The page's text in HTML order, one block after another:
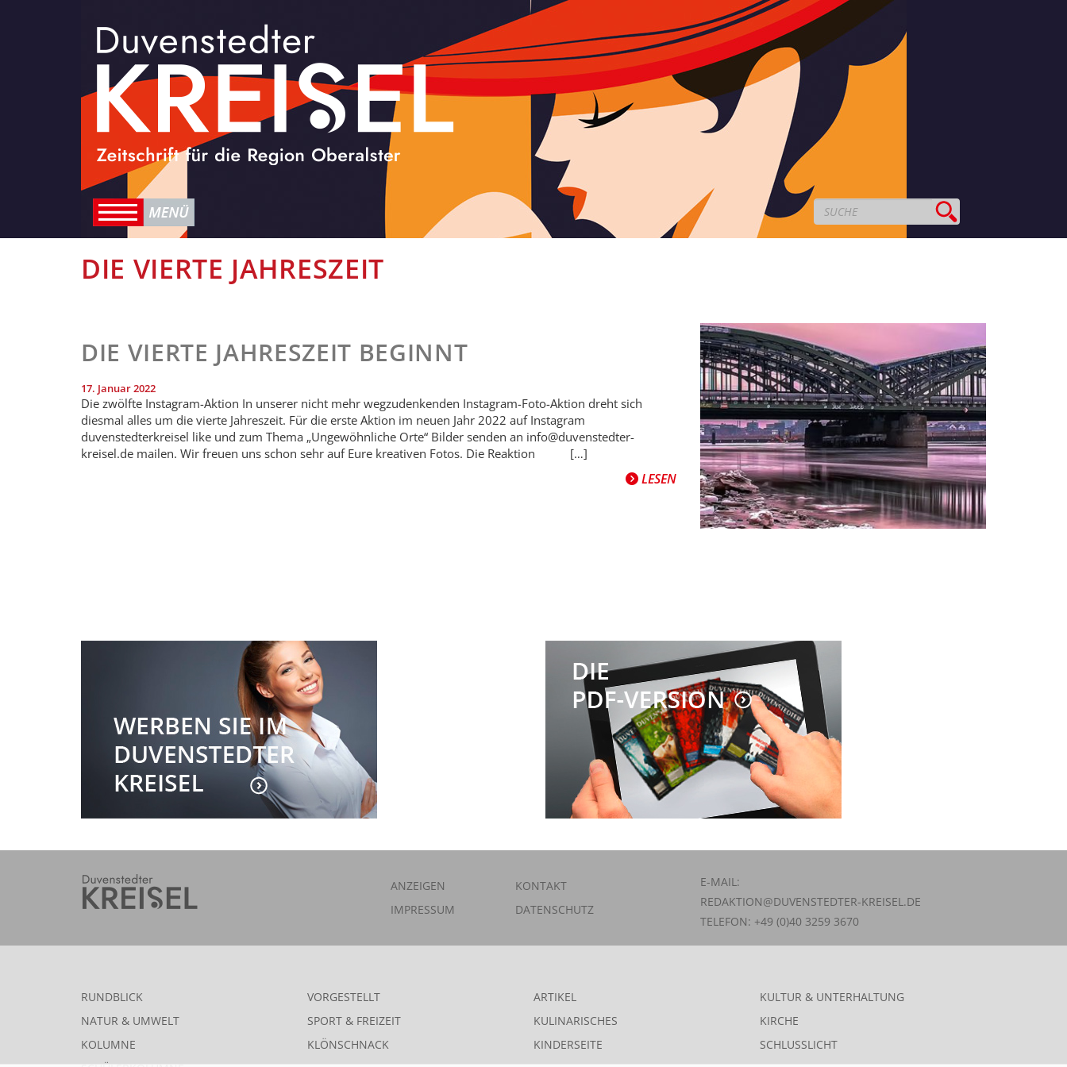
DIE VIERTE JAHRESZEIT
DIE VIERTE JAHRESZEIT BEGINNT
17. Januar 2022
Die zwölfte Instagram-Aktion In unserer nicht mehr wegzudenkenden Instagram-Foto-Aktion dreht sich
diesmal alles um die vierte Jahreszeit. Für die erste Aktion im neuen Jahr 2022 auf Instagram
duvenstedterkreisel like und zum Thema „Ungewöhnliche Orte“ Bilder senden an info@duvenstedter-
kreisel.de mailen. Wir freuen uns schon sehr auf Eure kreativen Fotos. Die Reaktion […]
LESEN
ANZEIGEN
KONTAKT
IMPRESSUM
DATENSCHUTZ
E-MAIL:
REDAKTION@DUVENSTEDTER-KREISEL.DE
TELEFON: +49 (0)40 3259 3670
RUNDBLICK VORGESTELLT ARTIKEL
KULTUR & UNTERHALTUNG
NATUR & UMWELT
SPORT & FREIZEIT KULINARISCHES
KIRCHE
KOLUMNE
KLÖNSCHNACK KINDERSEITE
SCHLUSSLICHT